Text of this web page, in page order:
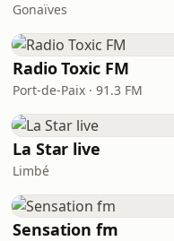
Gonaïves
Radio Toxic FM
Port-de-Paix · 91.3 FM
La Star live
Limbé
Sensation fm